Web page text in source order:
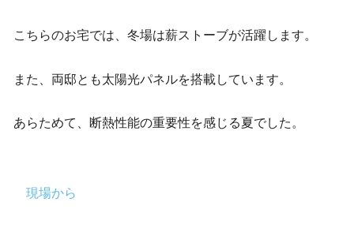
こちらのお宅では、冬場は薪ストーブが活躍します。
また、両邸とも太陽光パネルを搭載しています。
あらためて、断熱性能の重要性を感じる夏でした。
現場から